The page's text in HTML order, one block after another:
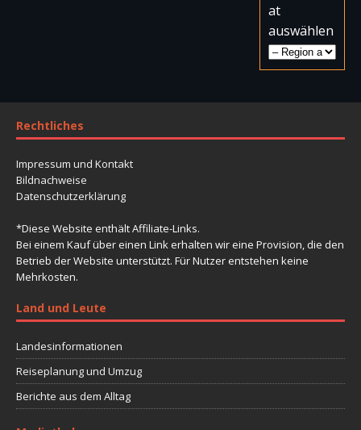
at
auswählen
Rechtliches
Impressum und Kontakt
Bildnachweise
Datenschutzerklärung
*Diese Website enthält Affiliate-Links.
Bei einem Kauf über einen Link erhalten wir eine Provision, die den
Betrieb der Website unterstützt. Für Nutzer entstehen keine
Mehrkosten.
Land und Leute
Landesinformationen
Reiseplanung und Umzug
Berichte aus dem Alltag